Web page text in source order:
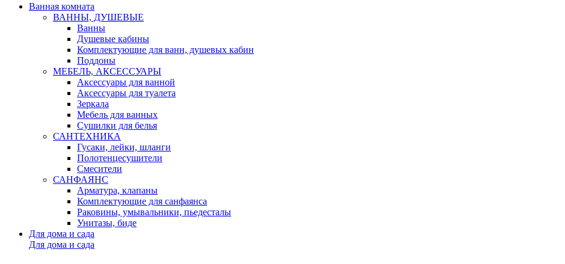
Ванная комната
ВАННЫ, ДУШЕВЫЕ
Ванны
Душевые кабины
Комплектующие для ванн, душевых кабин
Поддоны
МЕБЕЛЬ, АКСЕССУАРЫ
Аксессуары для ванной
Аксессуары для туалета
Зеркала
Мебель для ванных
Сушилки для белья
САНТЕХНИКА
Гусаки, лейки, шланги
Полотенцесушители
Смесители
САНФАЯНС
Арматура, клапаны
Комплектующие для санфаянса
Раковины, умывальники, пьедесталы
Унитазы, биде
Для дома и сада
Для дома и сада